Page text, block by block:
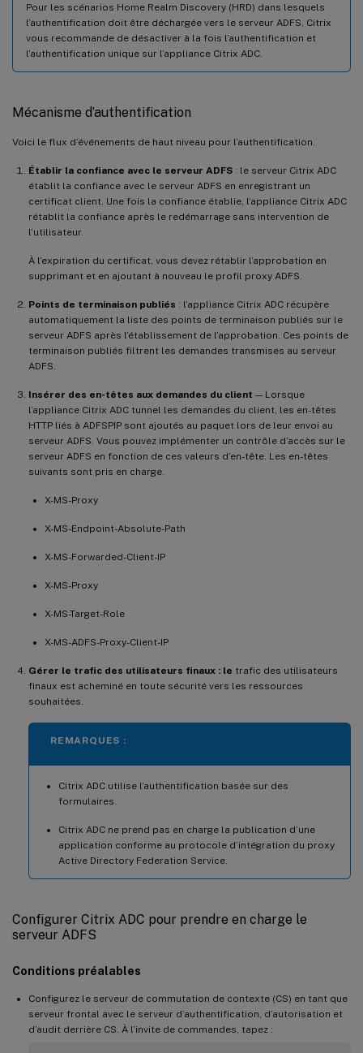
Pour les scénarios Home Realm Discovery (HRD) dans lesquels
l’authentification doit être déchargée vers le serveur ADFS, Citrix
vous recommande de désactiver à la fois l’authentification et
l’authentification unique sur l’appliance Citrix ADC.
Mécanisme d’authentification
Voici le flux d’événements de haut niveau pour l’authentification.
Établir la confiance avec le serveur ADFS : le serveur Citrix ADC
établit la confiance avec le serveur ADFS en enregistrant un
certificat client. Une fois la confiance établie, l’appliance Citrix ADC
rétablit la confiance après le redémarrage sans intervention de
l’utilisateur.
À l’expiration du certificat, vous devez rétablir l’approbation en
supprimant et en ajoutant à nouveau le profil proxy ADFS.
Points de terminaison publiés : l’appliance Citrix ADC récupère
automatiquement la liste des points de terminaison publiés sur le
serveur ADFS après l’établissement de l’approbation. Ces points de
terminaison publiés filtrent les demandes transmises au serveur
ADFS.
Insérer des en-têtes aux demandes du client — Lorsque
l’appliance Citrix ADC tunnel les demandes du client, les en-têtes
HTTP liés à ADFSPIP sont ajoutés au paquet lors de leur envoi au
serveur ADFS. Vous pouvez implémenter un contrôle d’accès sur le
serveur ADFS en fonction de ces valeurs d’en-tête. Les en-têtes
suivants sont pris en charge.
X-MS-Proxy
X-MS-Endpoint-Absolute-Path
X-MS-Forwarded-Client-IP
X-MS-Proxy
X-MS-Target-Role
X-MS-ADFS-Proxy-Client-IP
Gérer le trafic des utilisateurs finaux : le trafic des utilisateurs
finaux est acheminé en toute sécurité vers les ressources
souhaitées.
REMARQUES :
Citrix ADC utilise l’authentification basée sur des
formulaires.
Citrix ADC ne prend pas en charge la publication d’une
application conforme au protocole d’intégration du proxy
Active Directory Federation Service.
Configurer Citrix ADC pour prendre en charge le
serveur ADFS
Conditions préalables
Configurez le serveur de commutation de contexte (CS) en tant que
serveur frontal avec le serveur d’authentification, d’autorisation et
d’audit derrière CS. À l’invite de commandes, tapez :